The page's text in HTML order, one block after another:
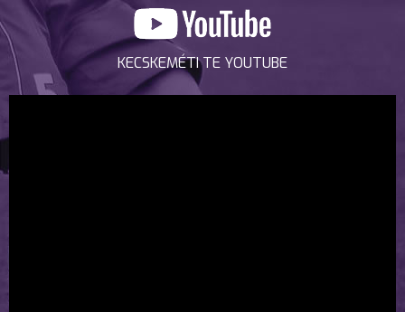
KECSKEMÉTI TE YOUTUBE